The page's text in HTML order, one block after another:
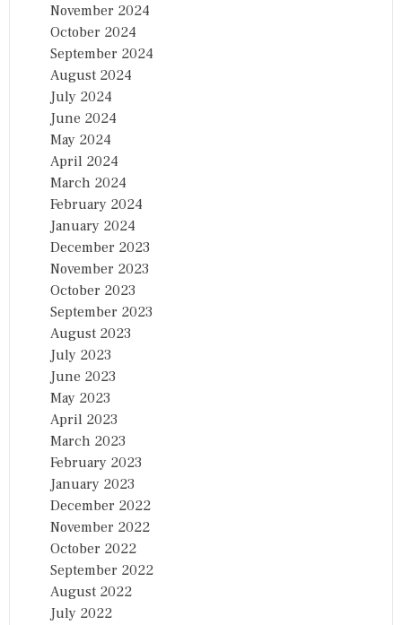
November 2024
October 2024
September 2024
August 2024
July 2024
June 2024
May 2024
April 2024
March 2024
February 2024
January 2024
December 2023
November 2023
October 2023
September 2023
August 2023
July 2023
June 2023
May 2023
April 2023
March 2023
February 2023
January 2023
December 2022
November 2022
October 2022
September 2022
August 2022
July 2022